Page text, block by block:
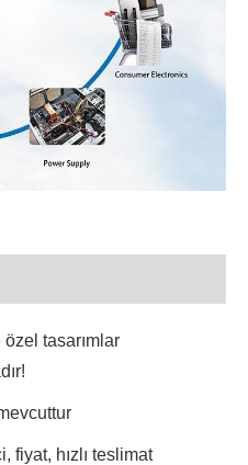
tasarımlar
fiyat, hızlı teslimat